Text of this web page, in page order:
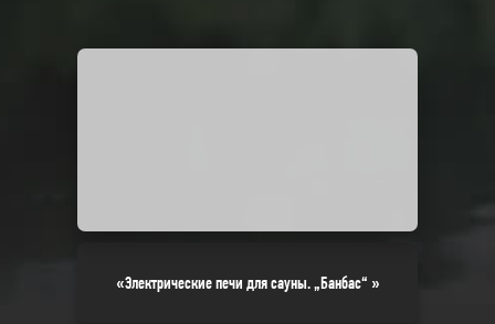
«Электрические печи для сауны. „Банбас“ »